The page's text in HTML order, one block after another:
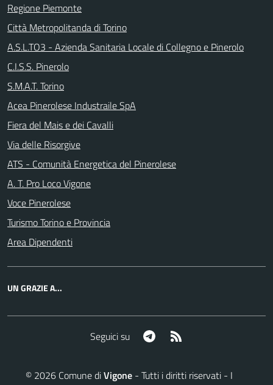
Regione Piemonte
Città Metropolitanda di Torino
A.S.L.TO3 - Azienda Sanitaria Locale di Collegno e Pinerolo
C.I.S.S. Pinerolo
S.M.A.T. Torino
Acea Pinerolese Industraile SpA
Fiera del Mais e dei Cavalli
Via delle Risorgive
ATS - Comunità Energetica del Pinerolese
A. T. Pro Loco Vigone
Voce Pinerolese
Turismo Torino e Provincia
Area Dipendenti
UN GRAZIE A...
Seguici su Telegram
© 2026 Comune diVigone - Tutti i diritti riservati - I